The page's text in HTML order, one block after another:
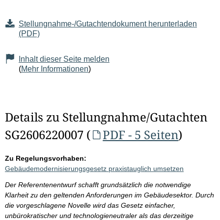
Stellungnahme-/Gutachtendokument herunterladen
(PDF)
Inhalt dieser Seite melden
(Mehr Informationen)
Details zu Stellungnahme/Gutachten
SG2606220007 (
PDF - 5 Seiten)
Zu Regelungsvorhaben:
Gebäudemodernisierungsgesetz praxistauglich umsetzen
Der Referentenentwurf schafft grundsätzlich die notwendige
Klarheit zu den geltenden Anforderungen im Gebäudesektor. Durch
die vorgeschlagene Novelle wird das Gesetz einfacher,
unbürokratischer und technologieneutraler als das derzeitige